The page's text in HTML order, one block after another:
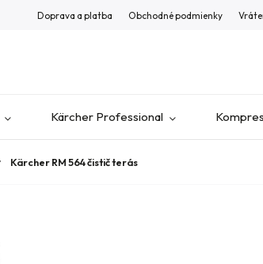
Doprava a platba Obchodné podmienky
Kärcher Professional
Kärcher RM 564 čistič terás